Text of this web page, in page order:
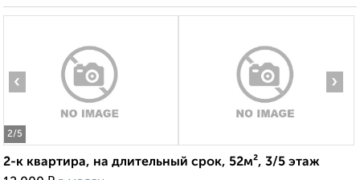
2/5
‹ ›
2-к квартира, на длительный срок, 52м², 3/5 этаж